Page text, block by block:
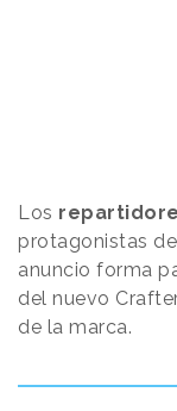
Los
protagonistas
anuncio forma
del nuevo
de la marca.